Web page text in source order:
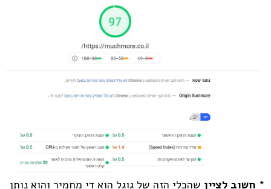
* חשוב לציין שהכלי הזה של גוגל הוא די מחמיר והוא נותן